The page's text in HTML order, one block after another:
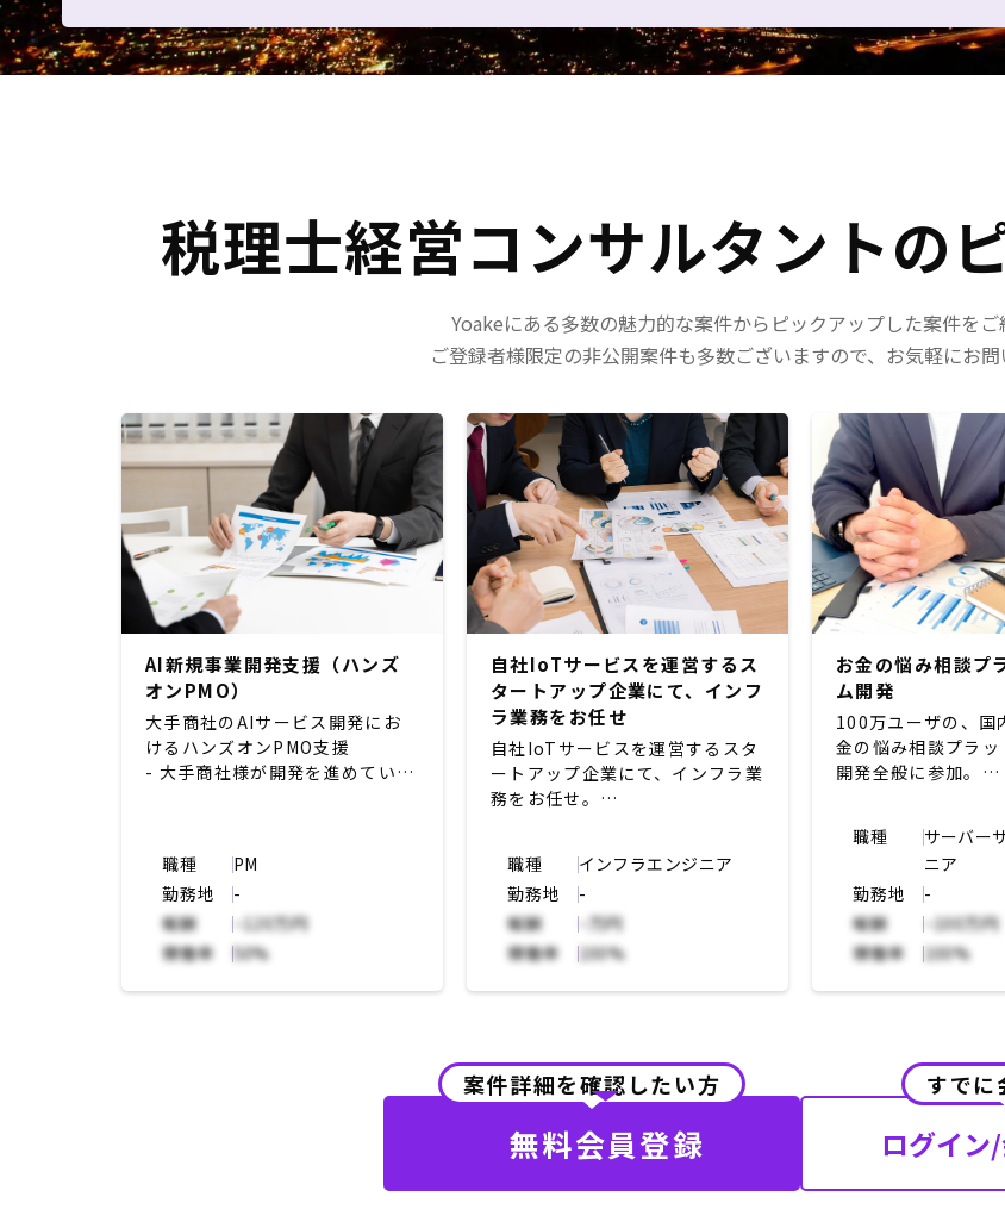
税理士経営コンサルタントの
Yoakeにある多数の魅力的な案件からピックアップした案件をご
ご登録者様限定の非公開案件も多数ございますので、お気軽にお問
AI新規事業開発支援（ハンズ
オンPMO）
大手商社のAIサービス開発にお
けるハンズオンPMO支援
- 大手商社様が開発を進めてい
ライアント様とのPoC推進pjの
PMO業務
- エンドクライアント様との週1
回定例Mtgでの進捗/課題管理
- 大手商社様チーム内での重要論
点・課題管理、解消に向けたディ
職種
PM
勤務地
-
報酬
~120万円
稼働率
50%
自社IoTサービスを運営するス
タートアップ企業にて、インフ
ラ業務をお任せ
自社IoTサービスを運営するスタ
ートアップ企業にて、インフラ業
務をお任せ。
自社開発している複数のアプリで
利用するインフラ部分を担ってい
ただきたい模様。水処理周りを
IoTを用いてサポートするシステ
ップもいただきながら参加。
きますが、積極的な提案をしてい
ただいたりなど、協力しながら一
理想。
職種
インフラエンジニア
勤務地
-
報酬
~万円
稼働率
100%
お金の悩み相談プ
ム開発
100万ユーザの、国
金の悩み相談プラ
開発全般に参加。
用】
・モダンな技術やデ
ムを取り入れたフロ
発
・分析レポートを提
ラリの開発
・アプリケーショ
・バックエンド全
【UI/UX】
ンしながらUI/UX
に基づくデザイン案
職種
サーバー
ニア
勤務地
-
報酬
~100万円
稼働率
100%
案件詳細を確認したい方
無料会員登録
すでに
ログイン